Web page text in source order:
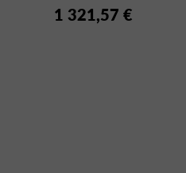
1 321,57 €